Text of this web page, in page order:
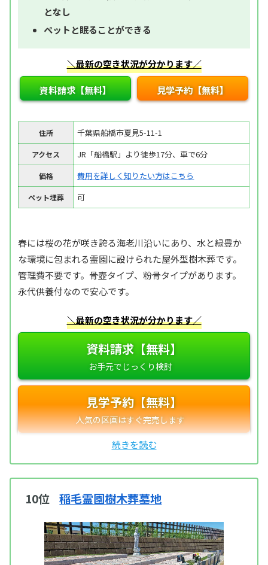
となし
ペットと眠ることができる
＼最新の空き状況が分かります／
資料請求【無料】 見学予約【無料】
住所 千葉県船橋市夏見5-11-1
アクセス JR「船橋駅」より徒歩17分、車で6分
価格 費用を詳しく知りたい方はこちら
ペット埋葬 可
春には桜の花が咲き誇る海老川沿いにあり、水と緑豊か
な環境に包まれる霊園に設けられた屋外型樹木葬です。
管理費不要です。骨壺タイプ、粉骨タイプがあります。
永代供養付なので安心です。
＼最新の空き状況が分かります／
資料請求【無料】
見学予約【無料】
10位 稲毛霊園樹木葬墓地